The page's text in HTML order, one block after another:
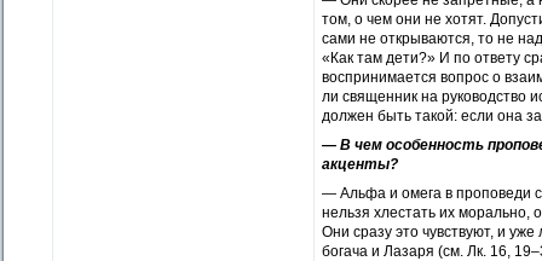
том, о чем они не хотят.
сами не открываются, то не
«Как там дети?» И по ответу
воспринимается вопрос о
ли священник на руководство
должен быть такой: если она
— В чем особенность
акценты?
— Альфа и омега в проповеди
нельзя хлестать их морально,
Они сразу это чувствуют, и
богача и Лазаря (см. Лк. 16,